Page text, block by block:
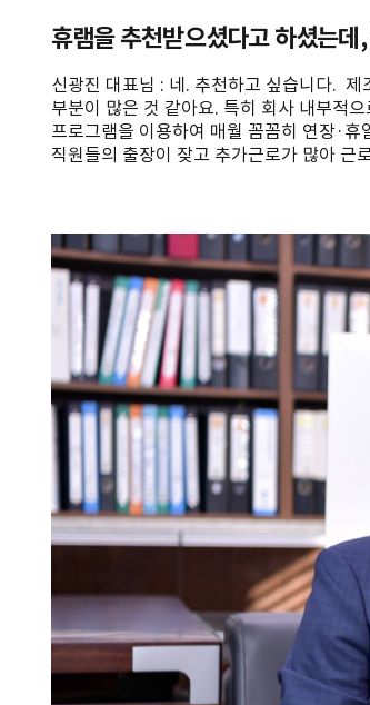
휴램을 추천받으셨다고 하셨는
신광진 대표님 : 네. 추천하고 싶습니다.
부분이 많은 것 같아요. 특히 회사 내부적
프로그램을 이용하여 매월 꼼꼼히 연장·
직원들의 출장이 잦고 추가근로가 많아 근